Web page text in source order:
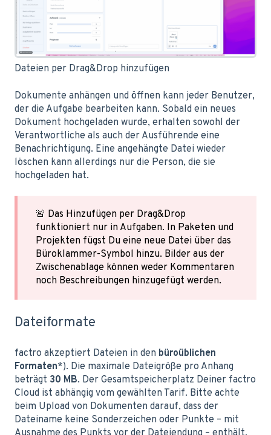
Dateien per Drag&Drop hinzufügen
Dokumente anhängen und öffnen kann jeder Benutzer,
der die Aufgabe bearbeiten kann. Sobald ein neues
Dokument hochgeladen wurde, erhalten sowohl der
Verantwortliche als auch der Ausführende eine
Benachrichtigung. Eine angehängte Datei wieder
löschen kann allerdings nur die Person, die sie
hochgeladen hat.
🚨 Das Hinzufügen per Drag&Drop
funktioniert nur in Aufgaben. In Paketen und
Projekten fügst Du eine neue Datei über das
Büroklammer-Symbol hinzu. Bilder aus der
Zwischenablage können weder Kommentaren
noch Beschreibungen hinzugefügt werden.
Dateiformate
factro akzeptiert Dateien in den büroüblichen
Formaten*). Die maximale Dateigröße pro Anhang
beträgt 30 MB. Der Gesamtspeicherplatz Deiner factro
Cloud ist abhängig vom gewählten Tarif. Bitte achte
beim Upload von Dokumenten darauf, dass der
Dateiname keine Sonderzeichen oder Punkte – mit